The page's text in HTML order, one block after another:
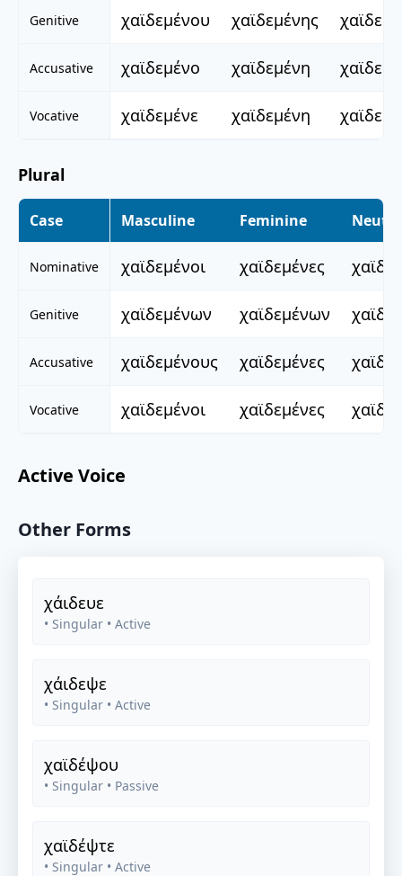
Genitive χαϊδεμένου χαϊδεμένης
Accusative χαϊδεμένο χαϊδεμένη
Vocative χαϊδεμένε χαϊδεμένη
Plural
Case Masculine Feminine Neuter
Nominative χαϊδεμένοι χαϊδεμένες
Genitive χαϊδεμένων χαϊδεμένων
Accusative χαϊδεμένους χαϊδεμένες
Vocative χαϊδεμένοι χαϊδεμένες
Active Voice
Other Forms
χάιδευε
• Singular • Active
χάιδεψε
• Singular • Active
χαϊδέψου
• Singular • Passive
χαϊδέψτε
• Singular • Active